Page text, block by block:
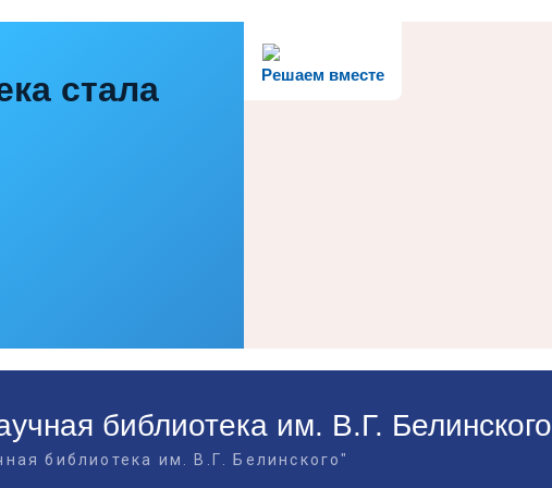
Решаем вместе
стала
библиотека им. В.Г. Белинского
библиотека им. В.Г. Белинского"